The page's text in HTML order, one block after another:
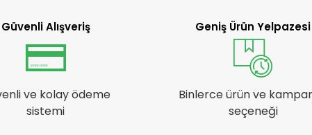
Güvenli Alışveriş
ve kolay ödeme
sistemi
Geniş Ürün Yelpazesi
Binlerce ürün ve
seçeneği